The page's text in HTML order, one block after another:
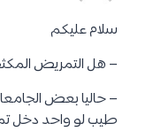
سلام عليكم
– هل التمريض
– حاليا بعض